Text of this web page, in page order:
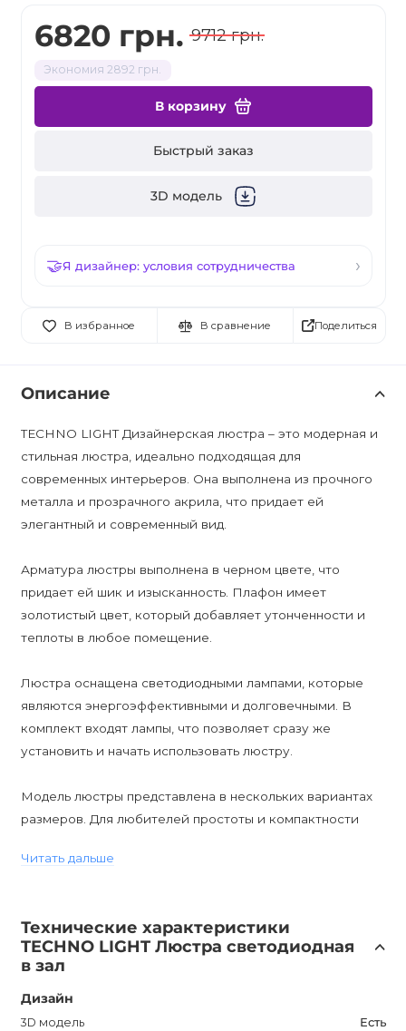
6820 грн. 9712 грн.
Экономия 2892 грн.
В корзину
Быстрый заказ
3D модель
Я дизайнер: условия сотрудничества
В избранное В сравнение Поделиться
Описание
TECHNO LIGHT Дизайнерская люстра – это модерная и
стильная люстра, идеально подходящая для
современных интерьеров. Она выполнена из прочного
металла и прозрачного акрила, что придает ей
элегантный и современный вид.
Арматура люстры выполнена в черном цвете, что
придает ей шик и изысканность. Плафон имеет
золотистый цвет, который добавляет утонченности и
теплоты в любое помещение.
Люстра оснащена светодиодными лампами, которые
являются энергоэффективными и долговечными. В
комплект входят лампы, что позволяет сразу же
установить и начать использовать люстру.
Модель люстры представлена в нескольких вариантах
размеров. Для любителей простоты и компактности
увеличения освещенности помещения можно выбрать
световой акцент, имеется модель с шестью плафонами
размером L.
Однако стоит учесть, что данная люстра не
поддерживает диммирование. Она имеет степень
Читать дальше
Технические характеристики
TECHNO LIGHT Люстра светодиодная
в зал
Дизайн
3D модель Есть